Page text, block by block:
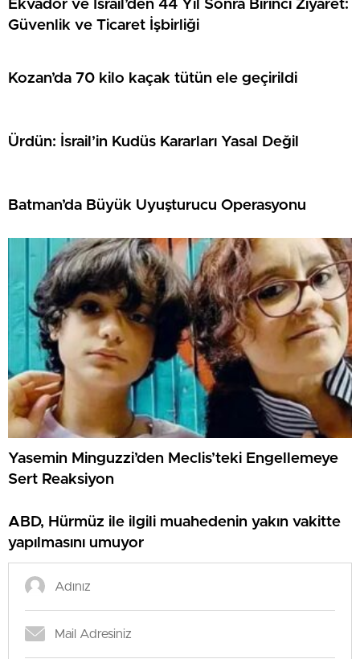
Ekvador ve İsrail’den 44 Yıl Sonra Birinci Ziyaret:
Güvenlik ve Ticaret İşbirliği
Kozan’da 70 kilo kaçak tütün ele geçirildi
Ürdün: İsrail’in Kudüs Kararları Yasal Değil
Batman’da Büyük Uyuşturucu Operasyonu
Yasemin Minguzzi’den Meclis’teki Engellemeye
Sert Reaksiyon
ABD, Hürmüz ile ilgili muahedenin yakın vakitte
yapılmasını umuyor